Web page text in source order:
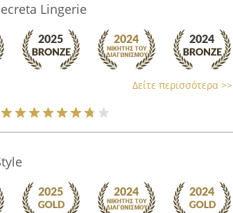
Lingerie
Δείτε περισσότερα >>